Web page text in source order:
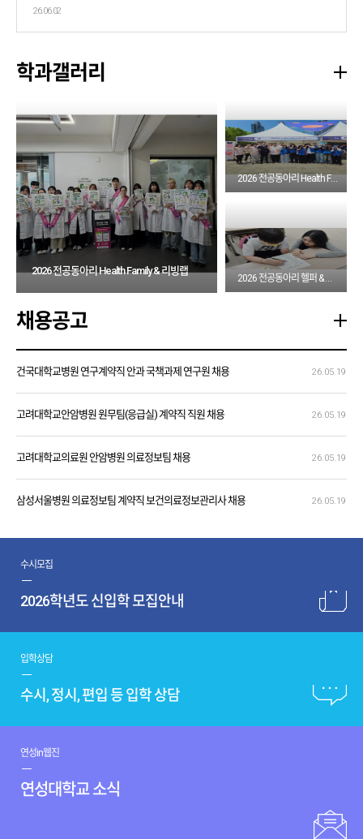
26.06.02
학과갤러리
2026 전공동아리 Health Family & 리빙랩
2026 전공동아리 Health Family
채용공고
건국대학교병원 연구계약직 안과 국책과제 연구원 채용 26.05.19
고려대학교안암병원 원무팀(응급실) 계약직 직원 채용 26.05.19
고려대학교의료원 안암병원 의료정보팀 채용 26.05.19
삼성서울병원 의료정보팀 계약직 보건의료정보관리사 채용 26.05.19
수시모집
2026학년도 신입학 모집안내
입학상담
수시, 정시, 편입 등 입학 상담
연성in웹진
연성대학교 소식